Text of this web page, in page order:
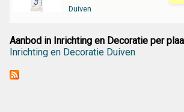
Duiven
Aanbod in Inrichting en Decoratie per
Inrichting en Decoratie Duiven